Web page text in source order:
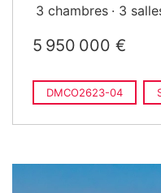
3 chambres 3
5 950 000 €
DMCO2623-04